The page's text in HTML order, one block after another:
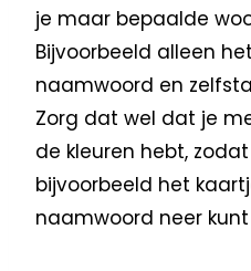
je maar bepaalde
Bijvoorbeeld alleen
naamwoord en
Zorg dat wel dat je
de kleuren hebt,
bijvoorbeeld het
naamwoord neer